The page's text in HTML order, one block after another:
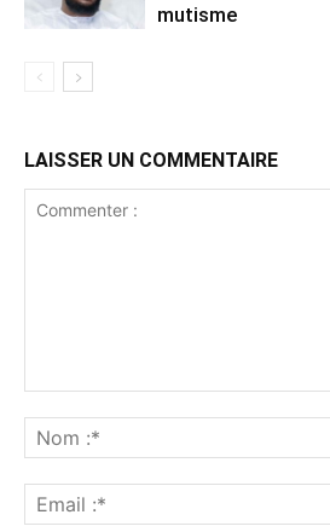
mutisme
LAISSER UN COMMENTAIRE